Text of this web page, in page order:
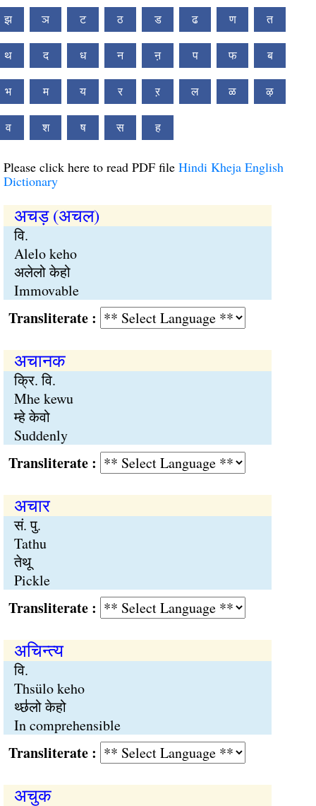
झ ञ ट ठ ड ढ ण त
थ द ध न ऩ प फ ब
भ म य र ऱ ल ळ ऴ
व श ष स ह
Please click here to read PDF file Hindi Kheja English
Dictionary
अचड़ (अचल)
वि.
Alelo keho
अलेलो केहो
Immovable
:
अचानक
क्रि. वि.
Mhe kewu
म्हे केवो
Suddenly
:
अचार
सं. पु.
Tathu
तेथू
Pickle
:
अचिन्त्य
वि.
Thsülo keho
थ्छ॑लो केहो
In comprehensible
:
अचुक